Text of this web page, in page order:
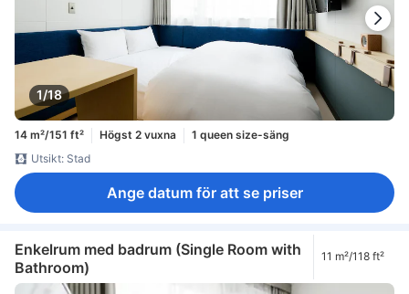
1/18
14 m²/151 ft² Högst 2 vuxna
1 queen size-säng
Utsikt: Stad
Ange datum för att se priser
Enkelrum med badrum (Single Room with
Bathroom)
11 m²/118 ft²